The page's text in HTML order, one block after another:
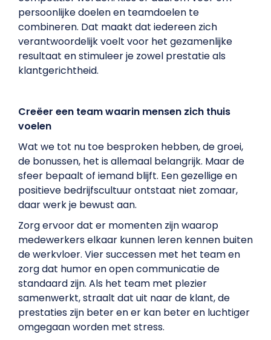
persoonlijke doelen en teamdoelen te
combineren. Dat maakt dat iedereen zich
verantwoordelijk voelt voor het gezamenlijke
resultaat en stimuleer je zowel prestatie als
klantgerichtheid.
Creëer een team waarin mensen zich thuis
voelen
Wat we tot nu toe besproken hebben, de groei,
de bonussen, het is allemaal belangrijk. Maar de
sfeer bepaalt of iemand blijft. Een gezellige en
positieve bedrijfscultuur ontstaat niet zomaar,
daar werk je bewust aan.
Zorg ervoor dat er momenten zijn waarop
medewerkers elkaar kunnen leren kennen buiten
de werkvloer. Vier successen met het team en
zorg dat humor en open communicatie de
standaard zijn. Als het team met plezier
samenwerkt, straalt dat uit naar de klant, de
prestaties zijn beter en er kan beter en luchtiger
omgegaan worden met stress.